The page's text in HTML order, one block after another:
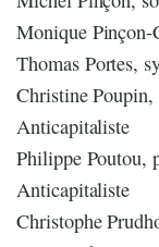
Monique
Thomas Portes,
Christine
Anticapitaliste
Philippe Poutou,
Anticapitaliste
Christophe